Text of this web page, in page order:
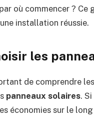
où commencer ?
installation réussie.
les
de comprendre
panneaux solaires.
économies sur le